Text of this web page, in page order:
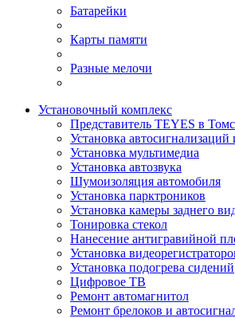
Батарейки
Карты памяти
Разные мелочи
Установочный комплекс
Представитель TEYES в
Установка автосигнализаций
Установка мультимедиа
Установка автозвука
Шумоизоляция автомобиля
Установка парктроников
Установка камеры заднего
Тонировка стекол
Нанесение антигравийной
Установка
Установка подогрева сидений
Цифровое ТВ
Ремонт автомагнитол
Ремонт брелоков и